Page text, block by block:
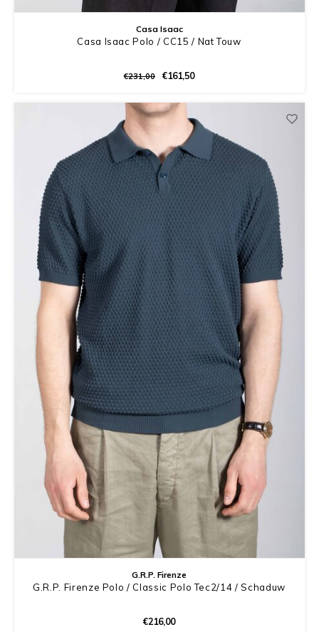
Casa Isaac
Casa Isaac Polo / CC15 / Nat Touw
€231,00 €161,50
G.R.P. Firenze
G.R.P. Firenze Polo / Classic Polo Tec2/14 / Schaduw
€216,00